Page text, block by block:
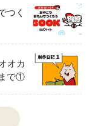
つく
オカ
で①